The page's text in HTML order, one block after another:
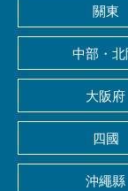
關東
中部・
大阪府
四國
沖繩縣